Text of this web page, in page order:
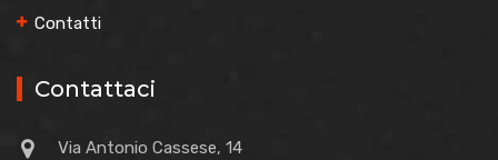
Contatti
Contattaci
Via Antonio Cassese, 14